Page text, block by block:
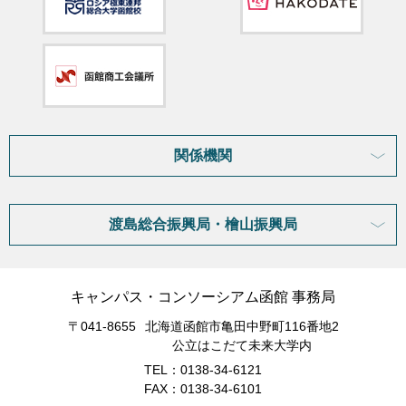
関係機関
渡島総合振興局・檜山振興局
キャンパス・コンソーシアム函館 事務局
〒041-8655
北海道函館市亀田中野町116番地2
公立はこだて未来大学内
TEL：0138-34-6121
FAX：0138-34-6101